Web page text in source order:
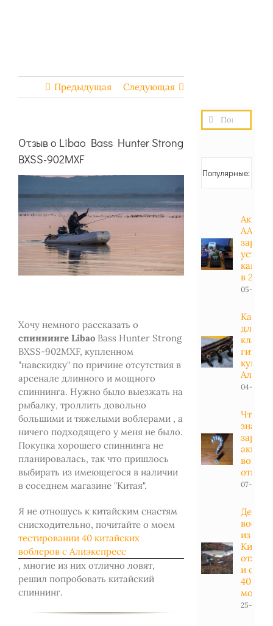
Предыдущая Следующая
Отзыв о Libao Bass Hunter Strong
BXSS-902MXF
Хочу немного рассказать о
спиннинге Libao Bass Hunter Strong
BXSS-902MXF, купленном
"навскидку" по причине отсутствия в
арсенале длинного и мощного
спиннинга. Нужно было выезжать на
рыбалку, троллить довольно
большими и тяжелыми воблерами , а
ничего подходящего у меня не было.
Покупка хорошего спиннинга не
планировалась, так что пришлось
выбирать из имеющегося в наличии
в соседнем магазине "Китая".
Я не отношусь к китайским снастям
снисходительно, почитайте о моем
тестировании 40 китайских
воблеров с Алиэкспресс
, многие из них отлично ловят,
решил попробовать китайский
спиннинг.
Результат
поиска:
Популярные:
АА,
какие
в 2023
05-01-
Какие
для
гитары
купить
04-01-
Что
знать
заряд
ответы
07-04-
из
Китая:
отзывы
и
40
25-11-